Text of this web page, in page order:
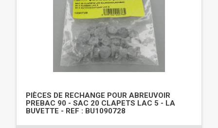
PIÈCES DE RECHANGE POUR ABREUVOIR
PREBAC 90 - SAC 20 CLAPETS LAC 5 - LA
BUVETTE - REF : BU1090728